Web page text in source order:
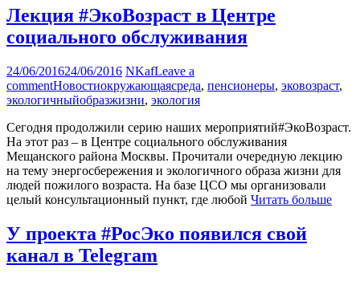
Лекция #ЭкоВозраст в Центре
социального обслуживания
24/06/201624/06/2016 NKafLeave a
commentНовостиокружающаясреда, пенсионеры, эковозраст,
экологичныйобразжизни, экология
Сегодня продолжили серию наших мероприятий#ЭкоВозраст.
На этот раз – в Центре социального обслуживания
Мещанского района Москвы. Прочитали очередную лекцию
на тему энергосбережения и экологичного образа жизни для
людей пожилого возраста. На базе ЦСО мы организовали
целый консультационный пункт, где любой Читать больше
У проекта #РосЭко появился свой
канал в Telegram